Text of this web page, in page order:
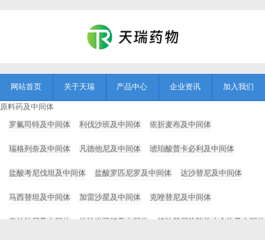
网站首页 关于天瑞 产品中心 企业资讯 加入我们
原料药及中间体
罗氟司特及中间体
利伐沙班及中间体 依折麦布及中间体
瑞格列奈及中间体 凡德他尼及中间体 琥珀酸普卡必利及中间体
盐酸考尼伐坦及中间体 盐酸罗匹尼罗及中间体 达沙替尼及中间体
马西替坦及中间体 加雷沙星及中间体 克唑替尼及中间体
奥拉帕尼及中间体 地法米司特及中间体 特泊替尼盐酸盐水合物及中间体